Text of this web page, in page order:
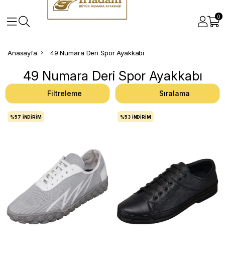
0
Anasayfa 49 Numara Deri Spor Ayakkabı
49 Numara Deri Spor Ayakkabı
Filtreleme Sıralama
%57 İNDIRIM %53 İNDIRIM